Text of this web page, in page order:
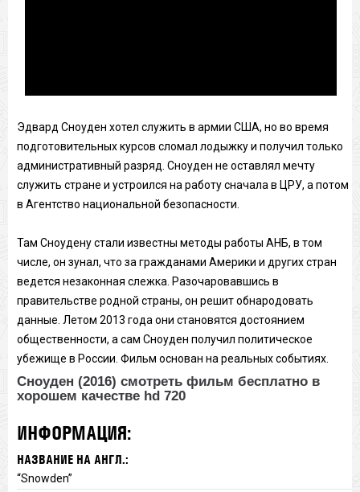
Эдвард Сноуден хотел служить в армии США, но во время
подготовительных курсов сломал лодыжку и получил только
административный разряд. Сноуден не оставлял мечту
служить стране и устроился на работу сначала в ЦРУ, а потом
в Агентство национальной безопасности.
Там Сноудену стали известны методы работы АНБ, в том
числе, он зунал, что за гражданами Америки и других стран
ведется незаконная слежка. Разочаровавшись в
правительстве родной страны, он решит обнародовать
данные. Летом 2013 года они становятся достоянием
общественности, а сам Сноуден получил политическое
убежище в России. Фильм основан на реальных событиях.
Сноуден (2016) смотреть фильм бесплатно в
хорошем качестве hd 720
ИНФОРМАЦИЯ:
НАЗВАНИЕ НА АНГЛ.:
“Snowden”